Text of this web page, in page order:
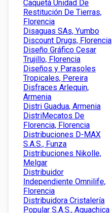
Caquetá Unidad De
Restitución De Tierras,
Florencia
Disaguas SAs, Yumbo
Discount Drugs, Florencia
Diseño Gráfico Cesar
Trujillo, Florencia
Diseños y Parasoles
Tropicales, Pereira
Disfraces Arlequin,
Armenia
Distri Guadua, Armenia
DistriMecatos De
Florencia, Florencia
Distribuciones D-MAX
S.A.S., Funza
Distribuciones Nikolle,
Melgar
Distribuidor
Independiente Omnilife,
Florencia
Distribuidora Cristalería
Popular S.A.S., Aguachica